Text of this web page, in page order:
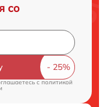
со
cполитикой